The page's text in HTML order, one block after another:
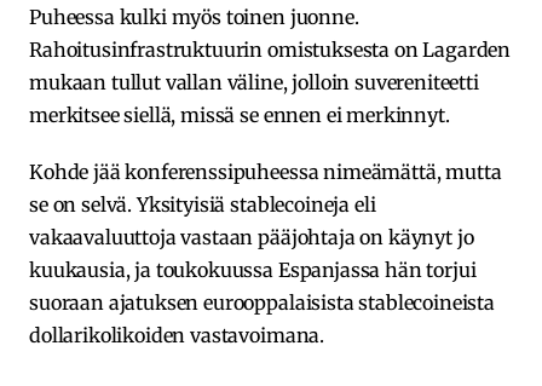
Puheessa kulki myös toinen juonne.
Rahoitusinfrastruktuurin omistuksesta on Lagarden
mukaan tullut vallan väline, jolloin suvereniteetti
merkitsee siellä, missä se ennen ei merkinnyt.
Kohde jää konferenssipuheessa nimeämättä, mutta
se on selvä. Yksityisiä stablecoineja eli
vakaavaluuttoja vastaan pääjohtaja on käynyt jo
kuukausia, ja toukokuussa Espanjassa hän torjui
suoraan ajatuksen eurooppalaisista stablecoineista
dollarikolikoiden vastavoimana.